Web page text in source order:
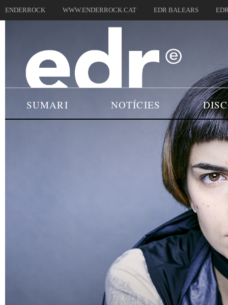
ENDERROCK WWW.ENDERROCK.CAT EDR BALEARS
SUMARI NOTÍCIES